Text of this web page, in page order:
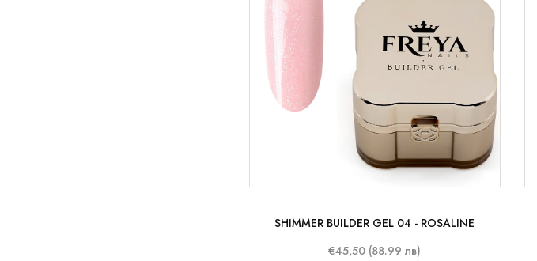
SHIMMER BUILDER GEL 04 - ROSALINE
€45,50 (88.99 лв)